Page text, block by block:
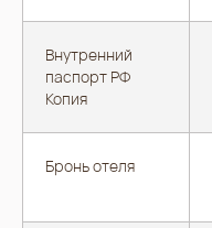
Внутренний
паспорт РФ
Копия
Бронь отеля